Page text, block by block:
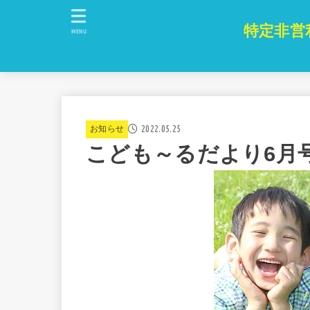
特定非
MENU
お知らせ 2022.05.25
こども～るだより6月